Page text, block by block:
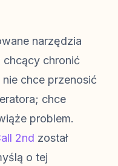
narzędzia
chronić
nie chce przenosić
chce
problem.
2nd został
o tej